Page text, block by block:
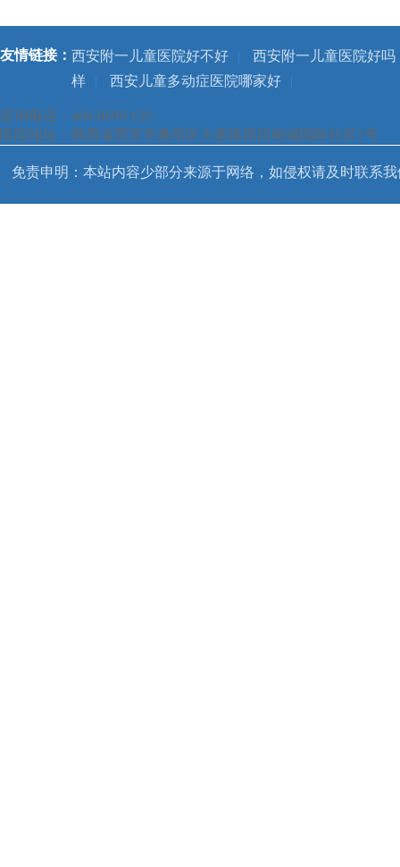
友情链接： 西安附一儿童医院好不好 |
西安附一儿童医院好吗
样
| 西安儿童多动症医院哪家好 |
咨询电话：400-8699-120
医院地址：陕西省西安市雁塔区大寨路西段铭城国际社区1号
免责申明：本站内容少部分来源于网络，如侵权请及时联系